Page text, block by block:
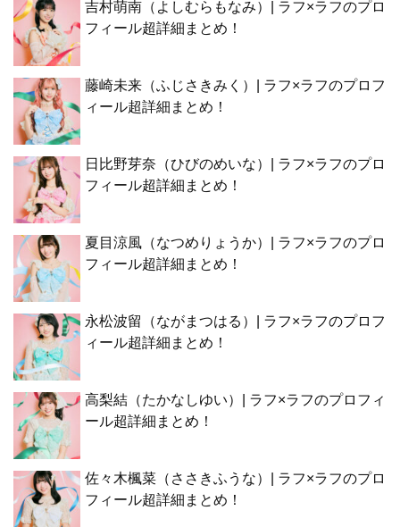
吉村萌南（よしむらもなみ）| ラフ×ラフのプロ
フィール超詳細まとめ！
藤崎未来（ふじさきみく）| ラフ×ラフのプロフ
ィール超詳細まとめ！
日比野芽奈（ひびのめいな）| ラフ×ラフのプロ
フィール超詳細まとめ！
夏目涼風（なつめりょうか）| ラフ×ラフのプロ
フィール超詳細まとめ！
永松波留（ながまつはる）| ラフ×ラフのプロフ
ィール超詳細まとめ！
高梨結（たかなしゆい）| ラフ×ラフのプロフィ
ール超詳細まとめ！
佐々木楓菜（ささきふうな）| ラフ×ラフのプロ
フィール超詳細まとめ！